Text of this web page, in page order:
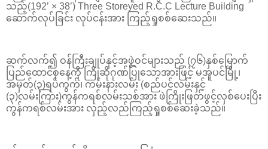
သည့်(192’ × 38’) Three Storeyed R.C.C Lecture Building
ဆောက်လုပ်ခြင်း လုပ်ငန်းအား ကြည့်ရှုစစ်ဆေးသည်။
ဆက်လက်၍ ဝန်ကြီးချုပ်နှင့်အဖွဲ့ဝင်များသည် (၇၆)နှစ်မြောက်
ပြည်ထောင်စုနေ့ကို ကြိုဆိုဂုဏ်ပြုသောအားဖြင့် မအူပင်မြို့၊
အမှတ်(၃)ရပ်ကွက်၊ ကမ်းနားလမ်း (စည်ပင်လမ်းနှင့်
(၃)လမ်းကြား)ကွန်ကရစ်လမ်းသစ်အား ဖဲကြိုးဖြတ်ဖွင့်လှစ်ပေးပြီး
ကွန်ကရစ်လမ်းအား လှည့်လည်ကြည့်ရှုစစ်ဆေးခဲ့သည်။